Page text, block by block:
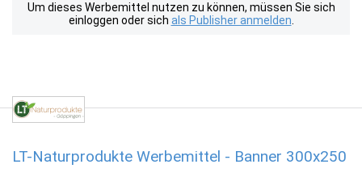
Um dieses Werbemittel nutzen zu können, müssen Sie sich
einloggen oder sich als Publisher anmelden
LT-Naturprodukte Werbemittel - Banner 300x250